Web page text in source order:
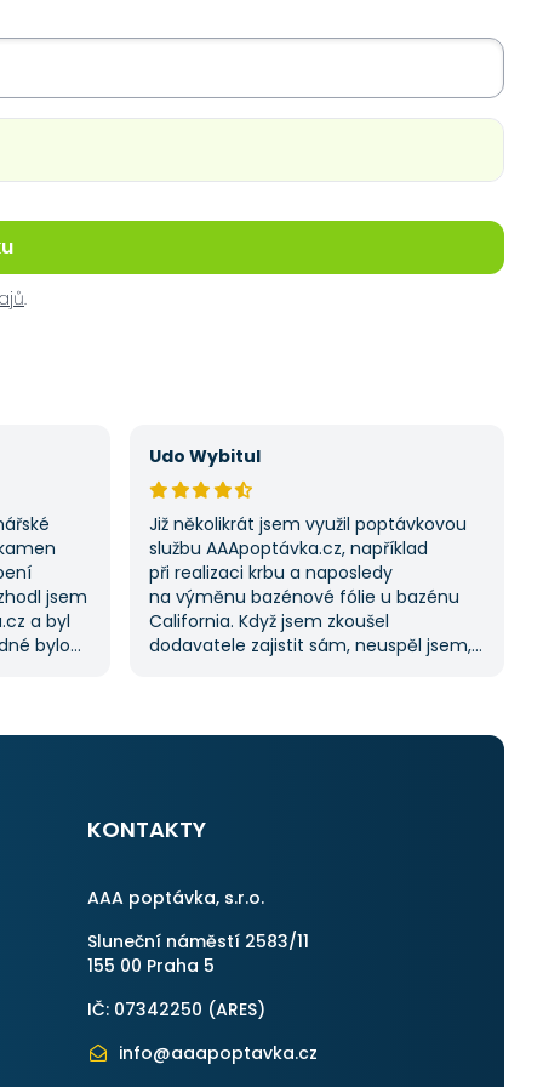
.
jsem
a byl
bylo
Udo Wybitul
Již několikrát jsem využil poptávkovou
službu AAApoptávka.cz, například
při realizaci krbu a naposledy
na výměnu bazénové fólie u bazénu
California. Když jsem zkoušel
dodavatele zajistit sám, neuspěl jsem,
S poskytnutými službami jsem byl velmi
KONTAKTY
AAA poptávka, s.r.o.
Sluneční náměstí 2583/11
155 00 Praha 5
IČ: 07342250 (ARES)
info@aaapoptavka.cz